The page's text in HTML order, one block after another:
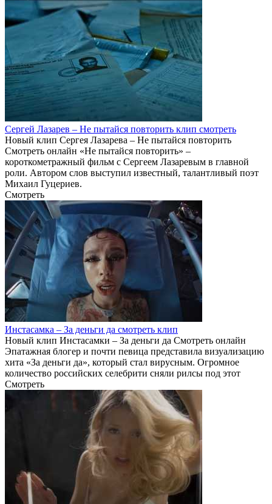
Сергей Лазарев – Не пытайся повторить клип смотреть
Новый клип Сергея Лазарева – Не пытайся повторить
Смотреть онлайн «Не пытайся повторить» –
короткометражный фильм с Сергеем Лазаревым в главной
роли. Автором слов выступил известный, талантливый поэт
Михаил Гуцериев.
Смотреть
Инстасамка – За деньги да смотреть клип
Новый клип Инстасамки – За деньги да Смотреть онлайн
Эпатажная блогер и почти певица представила визуализацию
хита «За деньги да», который стал вирусным. Огромное
количество российских селебрити сняли рилсы под этот
Смотреть